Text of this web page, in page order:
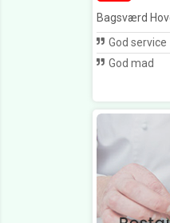
Bagsværd
God service
God mad